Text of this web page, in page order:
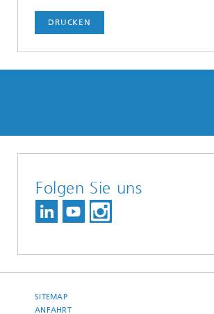
DRUCKEN
Folgen Sie uns
SITEMAP
ANFAHRT